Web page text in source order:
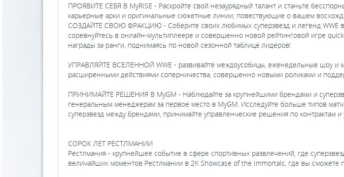
ПРОЯВИТЕ СЕБЯ В MyRISE - Раскройте свой незаурядный талант и станьте
карьерные арки и оригинальные сюжетные линии, повествующие о вашем
СОЗДАЙТЕ СВОЮ ФРАКЦИЮ - Соберите своих любимых суперзвезд и легенд WWE в
соревнуйтесь в онлайн-мультиплеере и совершенно новой рейтинговой игре
награды за ранги, поднимаясь по новой сезонной таблице лидеров!
УПРАВЛЯЙТЕ ВСЕЛЕННОЙ WWE - развивайте междоусобицы, еженедельные шоу и
расширенными действиями соперничества, совершенно новыми роликами и
ПРИНИМАЙТЕ РЕШЕНИЯ В MyGM - Наблюдайте за крупнейшими брендами и
генеральным менеджерам за первое место в MyGM. Исследуйте больше типов
суперзвезд между брендами, принимайте управленческие решения по контрактам и
СОРОК ЛЕТ РЕСТЛМАНИИ
Рестлмания - крупнейшее событие в сфере спортивных развлечений, где
величайших моментов Рестлмании в 2K Showcase of the Immortals, где вы